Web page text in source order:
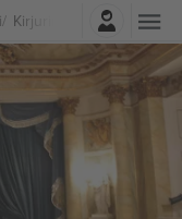
Kirjurinluodon
in